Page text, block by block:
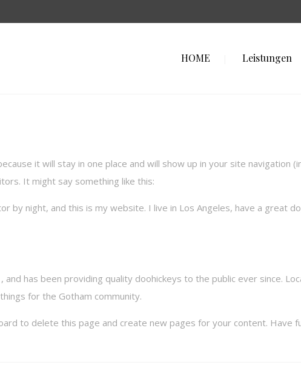
HOME Leistungen
it will stay in one place and will show up in your site
It might say something like this:
by night, and this is my website. I live in Los Angeles, have a great
and has been providing quality doohickeys to the public ever since.
for the Gotham community.
to delete this page and create new pages for your content. Have